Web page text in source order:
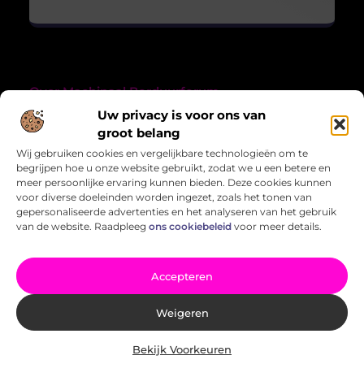
Uw privacy is voor ons van
groot belang
Wij gebruiken cookies en vergelijkbare technologieën om te
begrijpen hoe u onze website gebruikt, zodat we u een betere en
meer persoonlijke ervaring kunnen bieden. Deze cookies kunnen
voor diverse doeleinden worden ingezet, zoals het tonen van
gepersonaliseerde advertenties en het analyseren van het gebruik
van de website. Raadpleeg ons cookiebeleid voor meer details.
Accepteren
Weigeren
Bekijk Voorkeuren
Over Machinaal Borduurforum
Machinaalborduurforum.nl combineert de liefde voor
creativiteit en meer.
Bericht categorie
Onze informatie
Website index Cookiebeleid (EU)